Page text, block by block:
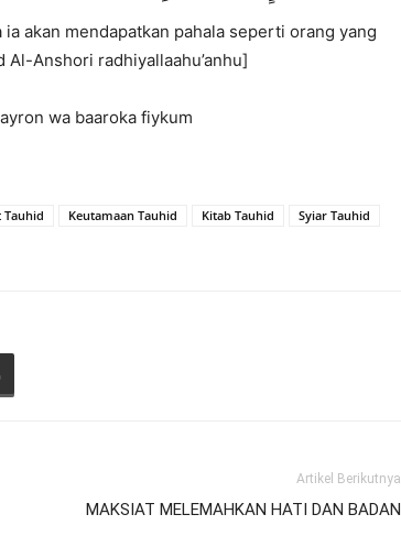
akan mendapatkan pahala seperti orang yang
Al-Anshori radhiyallaahu’anhu]
wa baaroka fiykum
Tauhid Keutamaan Tauhid Kitab Tauhid
Syiar Tauhid
Artikel Berikutnya
MAKSIAT MELEMAHKAN HATI DAN BADAN